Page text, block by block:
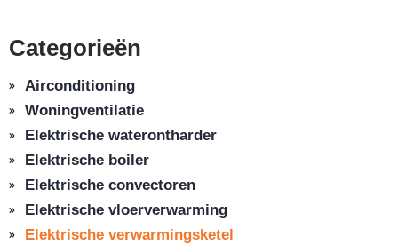
Categorieën
Airconditioning
Woningventilatie
Elektrische waterontharder
Elektrische boiler
Elektrische convectoren
Elektrische vloerverwarming
Elektrische verwarmingsketel